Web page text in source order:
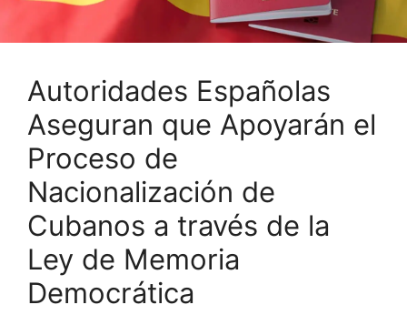
Autoridades Españolas
Aseguran que Apoyarán el
Proceso de
Nacionalización de
Cubanos a través de la
Ley de Memoria
Democrática